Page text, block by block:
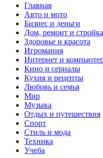
Главная
Авто и мото
Бизнес и деньги
Дом, ремонт и стройка
Здоровье и красота
Игромания
Интернет и
Кино и сериалы
Кухня и рецепты
Любовь и семья
Мир
Музыка
Отдых и путешествия
Спорт
Стиль и мода
Техника
Учеба